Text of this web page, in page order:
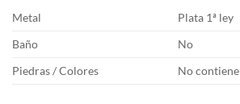
Metal
Plata 1ª ley
Baño
No
Piedras / Colores
No contiene